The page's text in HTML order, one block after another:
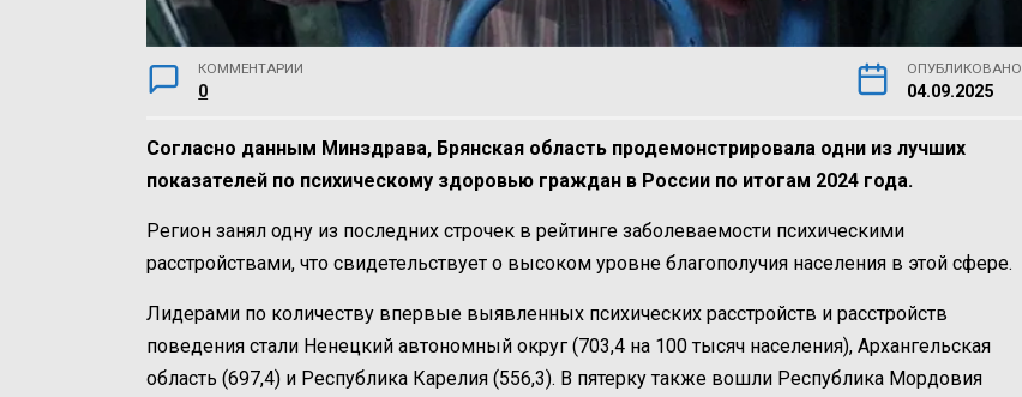
КОММЕНТАРИИ
0
ОПУБЛИКОВАНО
04.09.2025
Согласно данным Минздрава, Брянская область продемонстрировала одни из лучших
показателей по психическому здоровью граждан в России по итогам 2024 года.
Регион занял одну из последних строчек в рейтинге заболеваемости психическими
расстройствами, что свидетельствует о высоком уровне благополучия населения в этой сфере.
Лидерами по количеству впервые выявленных психических расстройств и расстройств
поведения стали Ненецкий автономный округ (703,4 на 100 тысяч населения), Архангельская
область (697,4) и Республика Карелия (556,3). В пятерку также вошли Республика Мордовия